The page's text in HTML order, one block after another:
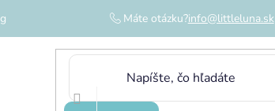
Máte otázku?info@littleluna.sk